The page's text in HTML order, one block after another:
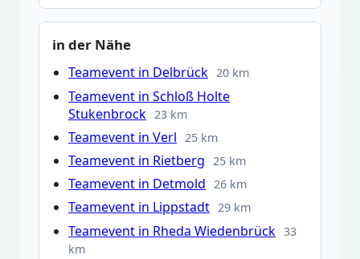
in der Nähe
Teamevent in Delbrück 20 km
Teamevent in Schloß Holte
Stukenbrock 23 km
Teamevent in Verl 25 km
Teamevent in Rietberg 25 km
Teamevent in Detmold 26 km
Teamevent in Lippstadt 29 km
Teamevent in Rheda Wiedenbrück 33
km